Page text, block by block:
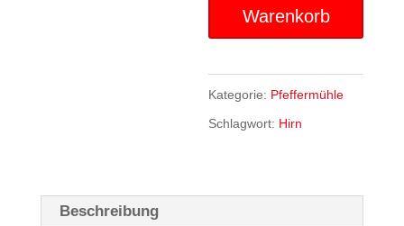
06.11.2026
(20
Uhr)
Menge
Warenkorb
Kategorie: Pfeffermühle
Schlagwort: Hirn
Beschreibung